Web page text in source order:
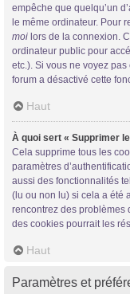
empêche que quelqu’un
le même ordinateur. Pour
moi lors de la connexion.
ordinateur public pour
etc.). Si vous ne voyez
forum a désactivé cette
Haut
À quoi sert « Supprimer
Cela supprime tous les
paramètres
aussi des fonctionnalités
(lu ou non lu) si cela a été
rencontrez des problèmes
des cookies pourrait les
Haut
Paramètres et